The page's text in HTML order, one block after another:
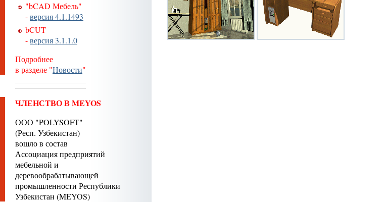
"bCAD Мебель"
-версия 4.1.1493
bCUT
-версия 3.1.1.0
Подробнее
в разделе "Новости"
ЧЛЕНСТВО В MEYOS
ООО "POLYSOFT"
(Респ. Узбекистан)
вошло в состав
Ассоциация предприятий
мебельной и
деревообрабатывающей
промышленности Республики
Узбекистан (MEYOS)